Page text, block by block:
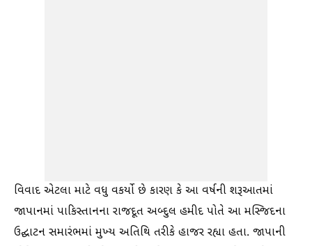
વિવાદ એટલા માટે વધુ વકર્યો છે કારણ કે આ વર્ષની શરૂઆતમાં
જાપાનમાં પાકિસ્તાનના રાજદૂત અબ્દુલ હમીદ પોતે આ મસ્જિદના
ઉદ્ઘાટન સમારંભમાં મુખ્ય અતિથિ તરીકે હાજર રહ્યા હતા. જાપાની